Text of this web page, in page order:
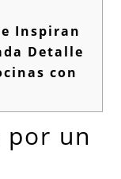
Inspiran
Detalle
con
por un